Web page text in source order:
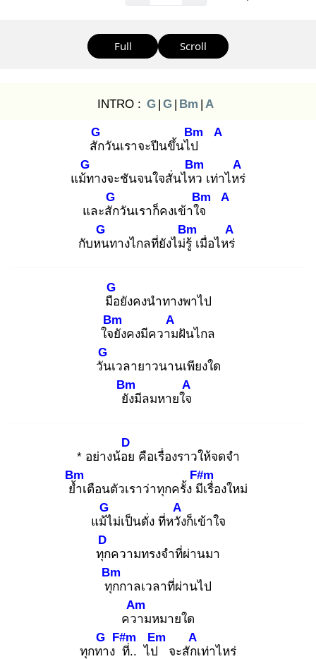
Full Scroll
INTRO : G | G | Bm | A
สัก
G
วันเราจะปีนขึ้นไป
Bm A
แม้ท
G
างจะชันจนใจสั่นไหว
Bm
เท่าไหร่
A
และสัก
G
วันเราก็คงเข้าใจ
Bm A
กับหน
G
ทางไกลที่ยังไม่รู้
Bm
เมื่อไหร่
A
มือ
G
ยังคงนำทางพาไป
ใจยั
Bm
งคงมีความ
A
ฝันไกล
วัน
G
เวลายาวนานเพียงใด
ยัง
Bm
มีลมหายใจ
A
* อย่างน้อย
D
คือเรื่องราวให้จดจำ
ย้ำ
Bm
เตือนตัวเราว่าทุกครั้ง มีเ
F#m
รื่องใหม่
แม้ไ
G
ม่เป็นดั่ง ที่หวัง
A
ก็เข้าใจ
ทุก
D
ความทรงจำที่ผ่านมา
ทุก
Bm
กาลเวลาที่ผ่านไป
ควา
Am
มหมายใด
ทุกทา
G
ง ที่
F#m
.. ไป
Em
จะสักเ
A
ท่าไหร่